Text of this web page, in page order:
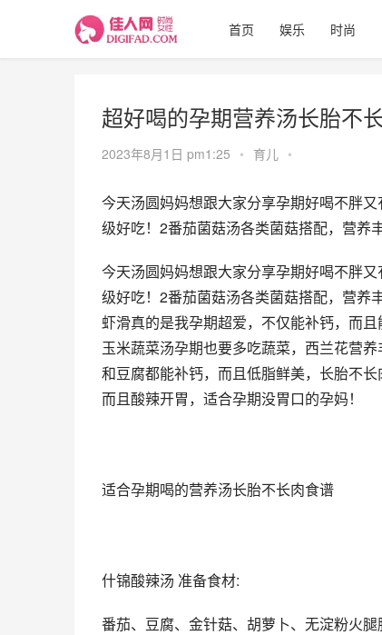
首页 娱乐 时尚
超好喝的孕期营养汤长胎不
2023年8月1日 pm1:25 • 育儿 •
今天汤圆妈妈想跟大家分享孕期好喝不胖
级好吃！2番茄菌菇汤各类菌菇搭配，营养
今天汤圆妈妈想跟大家分享孕期好喝不胖
级好吃！2番茄菌菇汤各类菌菇搭配，营养
虾滑真的是我孕期超爱，不仅能补钙，而
玉米蔬菜汤孕期也要多吃蔬菜，西兰花营
和豆腐都能补钙，而且低脂鲜美，长胎不
而且酸辣开胃，适合孕期没胃口的孕妈！
适合孕期喝的营养汤长胎不长肉食谱
什锦酸辣汤 准备食材:
番茄、豆腐、金针菇、胡萝卜、无淀粉火